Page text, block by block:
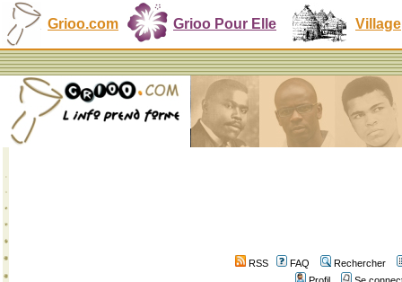
Grioo.com Grioo Pour Elle Village
RSS FAQ
Rechercher